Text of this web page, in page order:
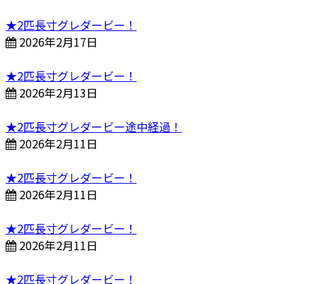
★2匹長寸グレダービー！
2026年2月17日
★2匹長寸グレダービー！
2026年2月13日
★2匹長寸グレダービー途中経過！
2026年2月11日
★2匹長寸グレダービー！
2026年2月11日
★2匹長寸グレダービー！
2026年2月11日
★2匹長寸グレダービー！